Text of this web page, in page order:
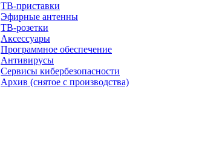
ТВ-приставки
Эфирные антенны
ТВ-розетки
Аксессуары
Программное обеспечение
Антивирусы
Сервисы кибербезопасности
Архив (снятое с производства)